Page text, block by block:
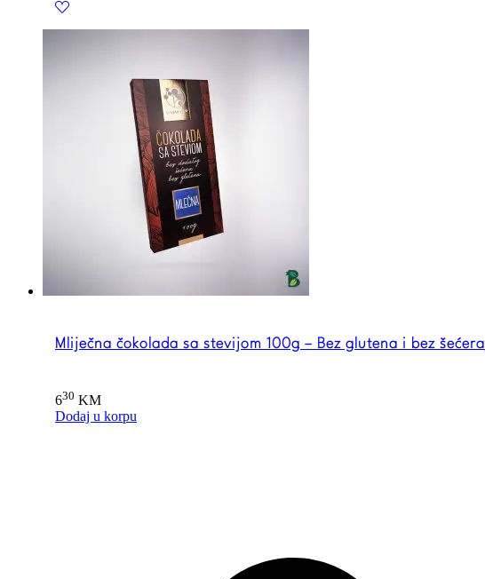
Mliječna čokolada sa stevijom 100g – Bez glutena i bez šećera
630 KM
Dodaj u korpu